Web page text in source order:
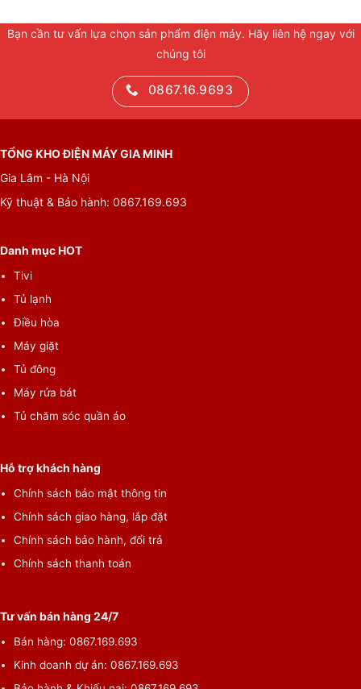
Bạn cần tư vấn lựa chọn sản phẩm điện máy. Hãy liên hệ ngay với
chúng tôi
0867.16.9693
TỔNG KHO ĐIỆN MÁY GIA MINH
Gia Lâm - Hà Nội
Kỹ thuật & Bảo hành: 0867.169.693
Danh mục HOT
Tivi
Tủ lạnh
Điều hòa
Máy giặt
Tủ đông
Máy rửa bát
Tủ chăm sóc quần áo
Hỗ trợ khách hàng
Chính sách bảo mật thông tin
Chính sách giao hàng, lắp đặt
Chính sách bảo hành, đổi trả
Chính sách thanh toán
Tư vấn bán hàng 24/7
Bán hàng: 0867.169.693
Kinh doanh dự án: 0867.169.693